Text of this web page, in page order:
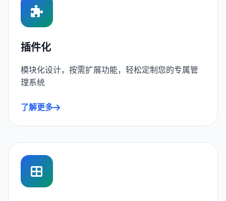
插件化
模块化设计，按需扩展功能，轻松定制您的专属管
理系统
了解更多